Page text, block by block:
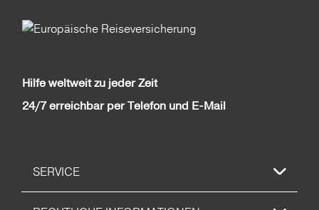
Hilfe weltweit zu jeder Zeit
24/7 erreichbar per Telefon und E-Mail
SERVICE